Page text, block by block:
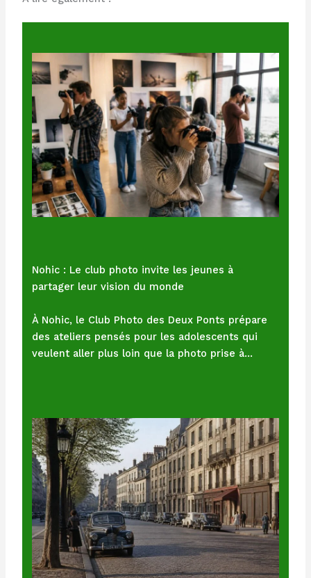
Nohic : Le club photo invite les jeunes à
partager leur vision du monde
À Nohic, le Club Photo des Deux Ponts prépare
des ateliers pensés pour les adolescents qui
veulent aller plus loin que la photo prise à…